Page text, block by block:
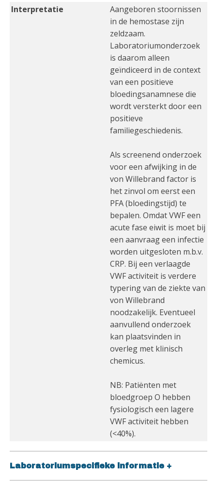
Interpretatie
Aangeboren stoornissen
in de hemostase zijn
zeldzaam.
Laboratoriumonderzoek
is daarom alleen
geïndiceerd in de context
van een positieve
bloedingsanamnese die
wordt versterkt door een
positieve
familiegeschiedenis.
Als screenend onderzoek
voor een afwijking in de
von Willebrand factor is
het zinvol om eerst een
PFA (bloedingstijd) te
bepalen. Omdat VWF een
acute fase eiwit is moet bij
een aanvraag een infectie
worden uitgesloten m.b.v.
CRP. Bij een verlaagde
VWF activiteit is verdere
typering van de ziekte van
von Willebrand
noodzakelijk. Eventueel
aanvullend onderzoek
kan plaatsvinden in
overleg met klinisch
chemicus.
NB: Patiënten met
bloedgroep O hebben
fysiologisch een lagere
VWF activiteit hebben
(<40%).
Laboratoriumspecifieke informatie +